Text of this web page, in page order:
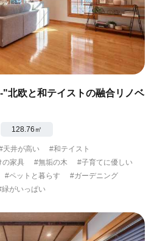
北欧と和テイストの融合リノベ
128.76㎡
天井が高い
#和テイスト
の家具 #無垢の木
#子育てに優しい
#ペットと暮らす
#ガーデニング
緑がいっぱい